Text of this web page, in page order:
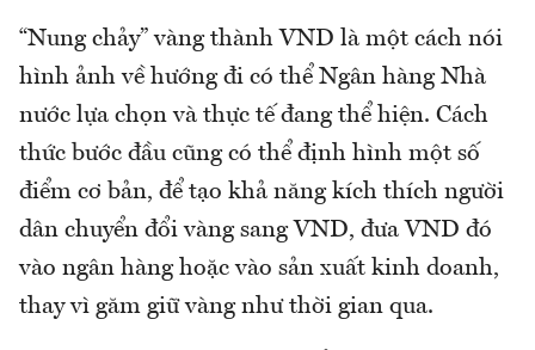
“Nung chảy” vàng thành VND là một cách nói
hình ảnh về hướng đi có thể Ngân hàng Nhà
nước lựa chọn và thực tế đang thể hiện. Cách
thức bước đầu cũng có thể định hình một số
điểm cơ bản, để tạo khả năng kích thích người
dân chuyển đổi vàng sang VND, đưa VND đó
vào ngân hàng hoặc vào sản xuất kinh doanh,
thay vì găm giữ vàng như thời gian qua.